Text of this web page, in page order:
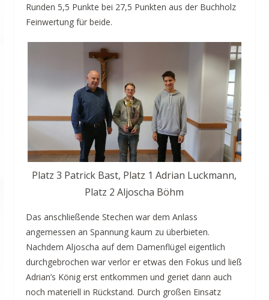
Runden 5,5 Punkte bei 27,5 Punkten aus der Buchholz
Feinwertung für beide.
Platz 3 Patrick Bast, Platz 1 Adrian Luckmann,
Platz 2 Aljoscha Böhm
Das anschließende Stechen war dem Anlass
angemessen an Spannung kaum zu überbieten.
Nachdem Aljoscha auf dem Damenflügel eigentlich
durchgebrochen war verlor er etwas den Fokus und ließ
Adrian’s König erst entkommen und geriet dann auch
noch materiell in Rückstand. Durch großen Einsatz